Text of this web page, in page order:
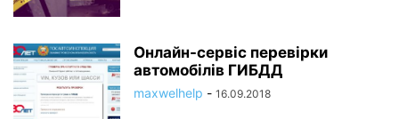
Онлайн-сервіс перевірки
автомобілів ГИБДД
maxwelhelp - 16.09.2018